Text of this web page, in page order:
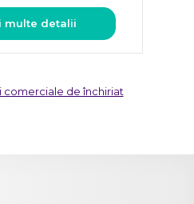
multe detalii
comerciale de închiriat